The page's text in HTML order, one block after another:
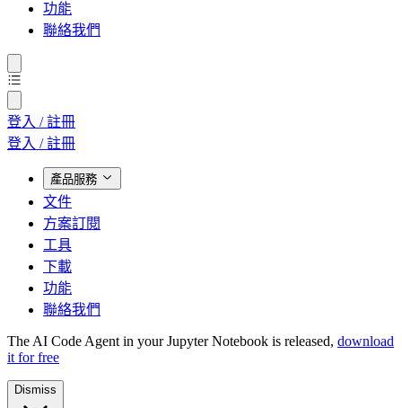
功能
聯絡我們
登入 / 註冊
登入 / 註冊
產品服務
文件
方案訂閱
工具
下載
功能
聯絡我們
The AI Code Agent in your Jupyter Notebook is released, download
it for free
Dismiss